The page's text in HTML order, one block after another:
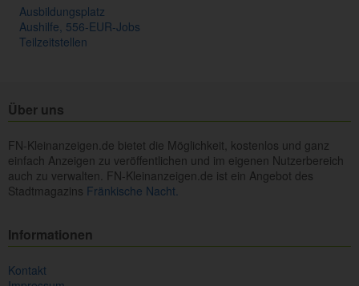
Ausbildungsplatz
Aushilfe, 556-EUR-Jobs
Teilzeitstellen
Über uns
FN-Kleinanzeigen.de bietet die Möglichkeit, kostenlos und ganz
einfach Anzeigen zu veröffentlichen und im eigenen Nutzerbereich
auch zu verwalten. FN-Kleinanzeigen.de ist ein Angebot des
Stadtmagazins Fränkische Nacht.
Informationen
Kontakt